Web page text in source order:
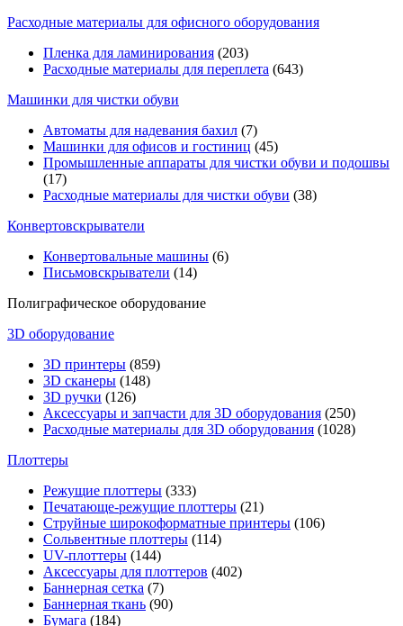
Расходные материалы для офисного оборудования
Пленка для ламинирования (203)
Расходные материалы для переплета (643)
Машинки для чистки обуви
Автоматы для надевания бахил (7)
Машинки для офисов и гостиниц (45)
Промышленные аппараты для чистки обуви и подошвы
(17)
Расходные материалы для чистки обуви (38)
Конвертовскрыватели
Конвертовальные машины (6)
Письмовскрыватели (14)
Полиграфическое оборудование
3D оборудование
3D принтеры (859)
3D сканеры (148)
3D ручки (126)
Аксессуары и запчасти для 3D оборудования (250)
Расходные материалы для 3D оборудования (1028)
Плоттеры
Режущие плоттеры (333)
Печатающе-режущие плоттеры (21)
Струйные широкоформатные принтеры (106)
Сольвентные плоттеры (114)
UV-плоттеры (144)
Аксессуары для плоттеров (402)
Баннерная сетка (7)
Баннерная ткань (90)
Бумага (184)